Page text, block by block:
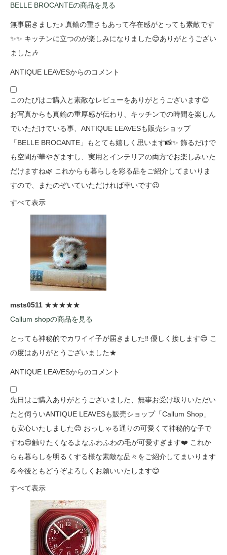
BELLE BROCANTEの商品を見る
無事届きました♪ 真鍮の重さもあって存在感がとっても素敵です
✨✨ キッチンに立つのが楽しみになりました😊ありがとうござい
ました🎶
ANTIQUE LEAVESからのコメント
このたびはご購入と素敵なレビューをありがとうございます😊
お写真からも真鍮の重厚感が伝わり、キッチンでの時間を楽しん
でいただけている事、ANTIQUE LEAVESも販売ショップ
「BELLE BROCANTE」もとても嬉しく思います📸✨ 飾るだけで
も空間が華やぎますし、実用とインテリアの両方でお楽しみいた
だけますね🌿 これからも暮らしを彩る品をご紹介してまいりま
すので、またのぞいていただければ幸いです😉
すべて表示
msts0511 ★★★★★
Callum shopの商品を見る
とっても神秘的でカワイイ子が届きました‼️ 優しく接します😊 こ
の度はありがとうございました★
ANTIQUE LEAVESからのコメント
先日はご購入ありがとうございました、無事お受け取りいただい
たと伺ういANTIQUE LEAVESも販売ショップ「Callum Shop」
も安心いたしました😊 おっしゃる通りの可愛くて神秘的な子で
すね😍触りたくなるよなふわふわの毛が可愛すぎます❤️ これか
らも暮らしを明るくする様な素敵な品々をご紹介してまいります
💪今後ともどうぞよろしくお願いいたします😊
すべて表示